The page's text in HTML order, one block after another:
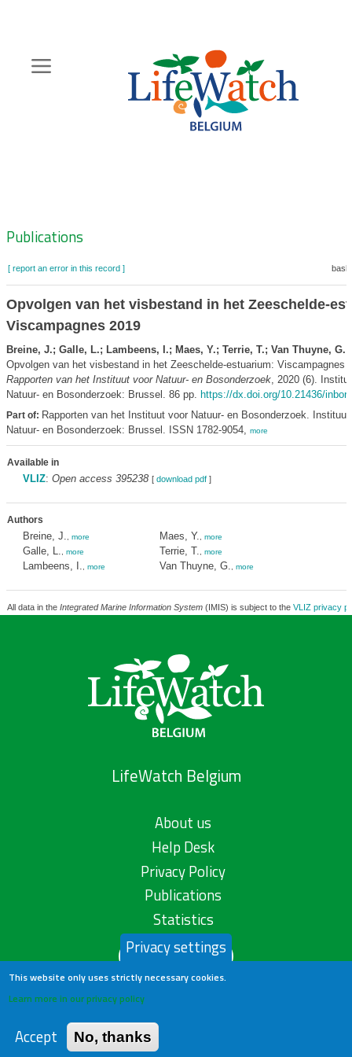
content
Zoeknavigatie
Publications
[ report an error in this record ]
Opvolgen van het visbestand in het Zeeschelde-
Viscampagnes 2019
Breine, J.; Galle, L.; Lambeens, I.; Maes, Y.; Terrie, T.; Van Thuyne, G.
Opvolgen van het visbestand in het Zeeschelde-estuarium: Viscampagnes
Rapporten van het Instituut voor Natuur- en Bosonderzoek, 2020 (6).
Natuur- en Bosonderzoek: Brussel. 86 pp. https://dx.doi.org/10.21436/
Part of: Rapporten van het Instituut voor Natuur- en Bosonderzoek. Instituut
Natuur- en Bosonderzoek: Brussel. ISSN 1782-9054, more
Available in
VLIZ: Open access 395238 [ download pdf]
Authors
Breine, J. more
Galle, L. more
Lambeens, I. more
Maes, Y. more
Terrie, T. more
Van Thuyne, G. more
All data in the Integrated Marine Information System(IMIS) is subject to the VLIZ privacy
LifeWatch Belgium
About us
Help Desk
Privacy Policy
Publications
Statistics
Contact us
Privacy settings
This website only uses strictly necessary cookies.
Learn more in our privacy policy
Accept No, thanks